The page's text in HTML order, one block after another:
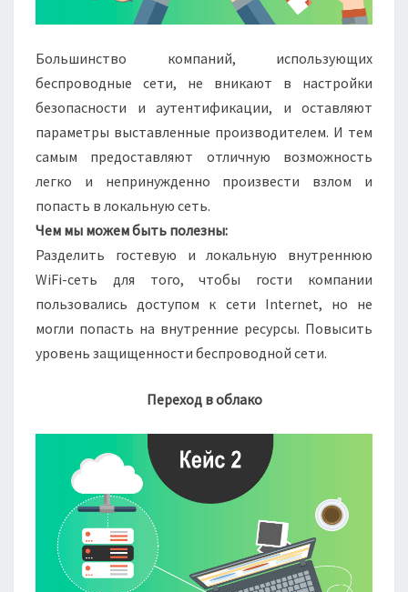
Большинство компаний, использующих
беспроводные сети, не вникают в настройки
безопасности и аутентификации, и оставляют
параметры выставленные производителем. И тем
самым предоставляют отличную возможность
легко и непринужденно произвести взлом и
попасть в локальную сеть.
Чем мы можем быть полезны:
Разделить гостевую и локальную внутреннюю
WiFi-сеть для того, чтобы гости компании
пользовались доступом к сети Internet, но не
могли попасть на внутренние ресурсы. Повысить
уровень защищенности беспроводной сети.
Переход в облако